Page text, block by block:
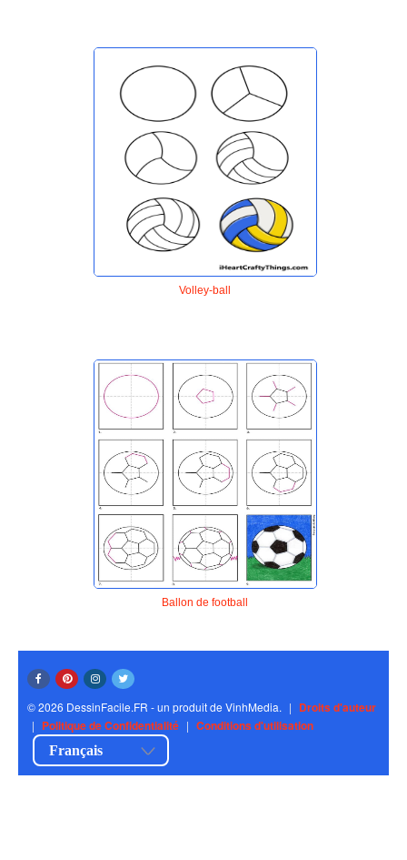
Volley-ball
Ballon de football
© 2026 DessinFacile.FR - un produit de VinhMedia. | Droits d'auteur
| Politique de Confidentialité | Conditions d'utilisation
Français